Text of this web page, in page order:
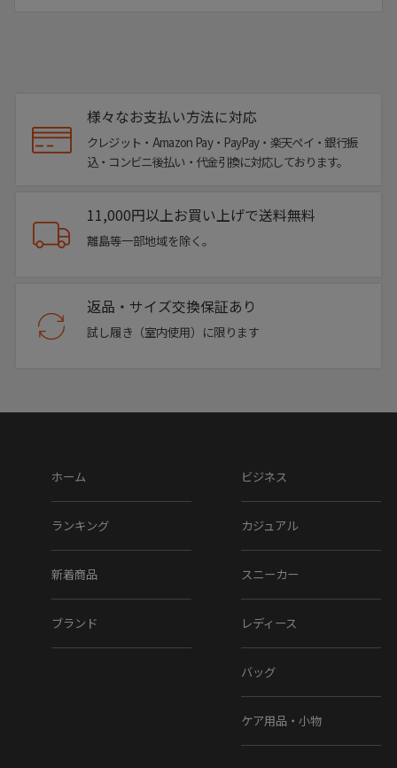
様々なお支払い方法に対応
クレジット・Amazon Pay・PayPay・楽天ペイ・銀行振
込・コンビニ後払い・代金引換に対応しております。
11,000円以上お買い上げで送料無料
離島等一部地域を除く。
返品・サイズ交換保証あり
試し履き（室内使用）に限ります
ホーム
ランキング
新着商品
ブランド
ビジネス
カジュアル
スニーカー
レディース
バッグ
ケア用品・小物